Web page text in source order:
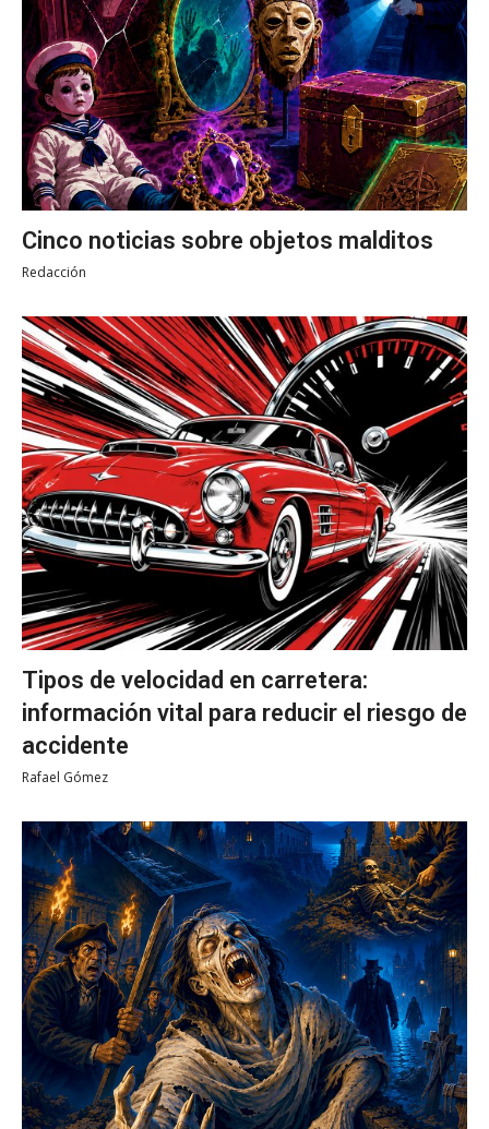
Cinco noticias sobre objetos malditos
Redacción
Tipos de velocidad en carretera:
información vital para reducir el riesgo de
accidente
Rafael Gómez